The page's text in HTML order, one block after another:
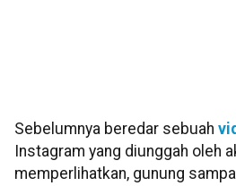
Sebelumnya beredar sebuah
Instagram yang diunggah oleh
memperlihatkan, gunung